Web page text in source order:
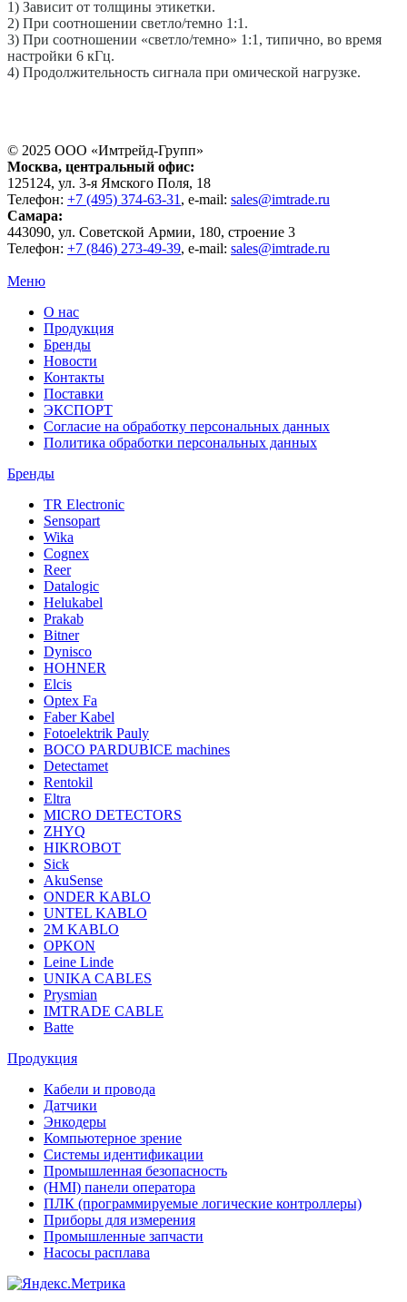
1) Зависит от толщины этикетки.
2) При соотношении светло/темно 1:1.
3) При соотношении «светло/темно» 1:1, типично, во время
настройки 6 кГц.
4) Продолжительность сигнала при омической нагрузке.
© 2025 ООО «Имтрейд-Групп»
Москва, центральный офис:
125124, ул. 3-я Ямского Поля, 18
Телефон: +7 (495) 374-63-31 , e-mail: sales@imtrade.ru
Самара:
443090, ул. Советской Армии, 180, строение 3
Телефон: +7 (846) 273-49-39, e-mail: sales@imtrade.ru
Меню
О нас
Продукция
Бренды
Новости
Контакты
Поставки
ЭКСПОРТ
Согласие на обработку персональных данных
Политика обработки персональных данных
Бренды
TR Electronic
Sensopart
Wika
Cognex
Reer
Datalogic
Helukabel
Prakab
Bitner
Dynisco
HOHNER
Elcis
Optex Fa
Faber Kabel
Fotoelektrik Pauly
BOCO PARDUBICE machines
Detectamet
Rentokil
Eltra
MICRO DETECTORS
ZHYQ
HIKROBOT
Sick
AkuSense
ONDER KABLO
UNTEL KABLO
2M KABLO
OPKON
Leine Linde
UNIKA CABLES
Prysmian
IMTRADE CABLE
Batte
Продукция
Кабели и провода
Датчики
Энкодеры
Компьютерное зрение
Системы идентификации
Промышленная безопасность
(HMI) панели оператора
ПЛК (программируемые логические контроллеры)
Приборы для измерения
Промышленные запчасти
Насосы расплава